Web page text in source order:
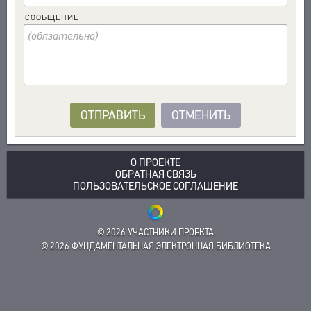
СООБЩЕНИЕ
ОТПРАВИТЬ ОТМЕНИТЬ
О ПРОЕКТЕ
ОБРАТНАЯ СВЯЗЬ
ПОЛЬЗОВАТЕЛЬСКОЕ СОГЛАШЕНИЕ
© 2026 УЧАСТНИКИ ПРОЕКТА
© 2026 ФУНДАМЕНТАЛЬНАЯ ЭЛЕКТРОННАЯ БИБЛИОТЕКА
ПРОИЗВЕДЕНИЯ
ИЗДАНИЯ
БИБЛИОТЕКА
ЭНЦИКЛОПЕДИЯ
УКАЗАТЕЛИ
СВЯЗИ
СОЗДАТЕЛИ ПРОЕКТА
ЗАКЛАДКИ